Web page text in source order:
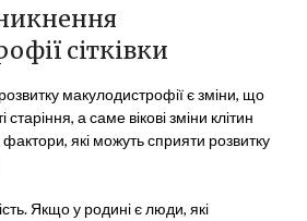
сітківки
макулодистрофії є зміни, що
а саме вікові зміни клітин
фактори, які можуть сприяти розвитку
Якщо у родині є люди, які